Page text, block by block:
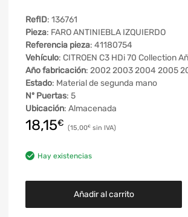
RefID: 136761
Pieza: FARO ANTINIEBLA IZQUIERDO
Referencia pieza: 41180754
Vehículo: CITROEN C3 HDi 70 Collection
Año fabricación: 2002 2003 2004 2005
Estado: Material de segunda mano
Nº Puertas: 5
Ubicación: Almacenada
18,15€ 15,00€
Hay existencias
Añadir al carrito